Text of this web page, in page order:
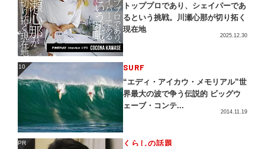
トッププロであり、シェイパーであ
るという挑戦。川瀬心那が切り拓く
現在地
2025.12.30
10 SURF
“エディ・アイカウ・メモリアル”世
界最大の波で争う伝説的 ビッグウ
ェーブ・コンテ...
2014.11.19
PR くらしの話題